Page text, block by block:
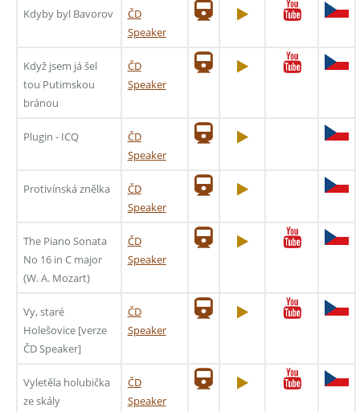
Kdyby byl Bavorov
ČD
Speaker
Když jsem já šel
tou Putimskou
bránou
ČD
Speaker
Plugin - ICQ
ČD
Speaker
Protivínská znělka
ČD
Speaker
The Piano Sonata
No 16 in C major
(W. A. Mozart)
ČD
Speaker
Vy, staré
Holešovice [verze
ČD Speaker]
ČD
Speaker
Vyletěla holubička
ze skály
ČD
Speaker